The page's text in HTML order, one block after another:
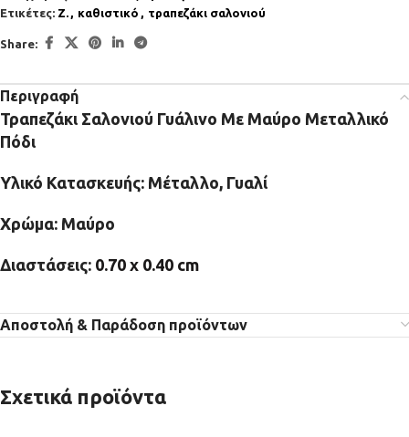
Ετικέτες: Z. , καθιστικό , τραπεζάκι σαλονιού
Share:
Περιγραφή
Τραπεζάκι Σαλονιού Γυάλινο Με Μαύρο Μεταλλικό
Πόδι
Υλικό Κατασκευής: Μέταλλο, Γυαλί
Χρώμα: Μαύρο
Διαστάσεις: 0.70 x 0.40 cm
Αποστολή & Παράδοση προϊόντων
Σχετικά προϊόντα